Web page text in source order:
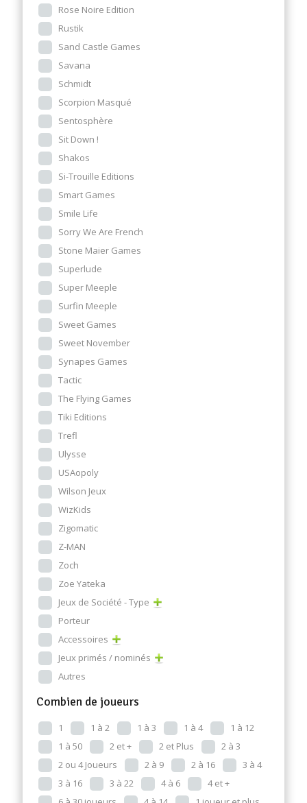
Rose Noire Edition
Rustik
Sand Castle Games
Savana
Schmidt
Scorpion Masqué
Sentosphère
Sit Down !
Shakos
Si-Trouille Editions
Smart Games
Smile Life
Sorry We Are French
Stone Maier Games
Superlude
Super Meeple
Surfin Meeple
Sweet Games
Sweet November
Synapes Games
Tactic
The Flying Games
Tiki Editions
Trefl
Ulysse
USAopoly
Wilson Jeux
WizKids
Zigomatic
Z-MAN
Zoch
Zoe Yateka
Jeux de Société - Type
Porteur
Accessoires
Jeux primés / nominés
Autres
Combien de joueurs
1 1 à 2 1 à 3 1 à 4
1 à 12
1 à 50
2 et + 2 et Plus
2 à 3
2 ou 4 Joueurs
2 à 9 2 à 16
3 à 4
3 à 16
3 à 22 4 à 6
4 et +